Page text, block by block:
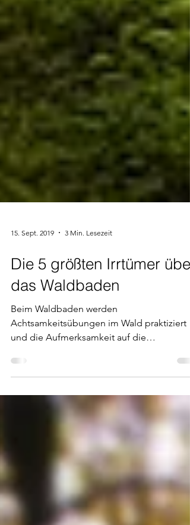
15. Sept. 2019 3 Min. Lesezeit
Die 5 größten Irrtümer über
das Waldbaden
Beim Waldbaden werden
und die Aufmerksamkeit auf die
Wahrnehmung der Umgebung fokussiert.